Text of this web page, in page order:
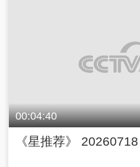
00:04:40
《星推荐》